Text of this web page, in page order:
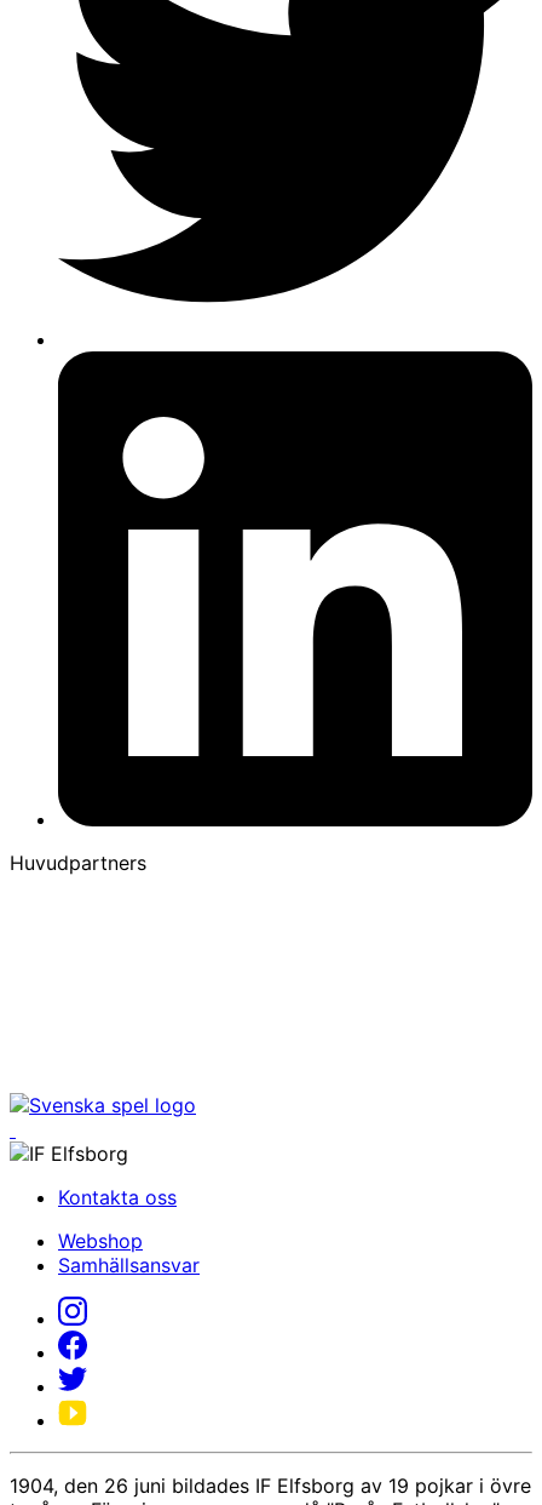
Huvudpartners
Kontakta oss
Webshop
Samhällsansvar
1904, den 26 juni bildades IF Elfsborg av 19 pojkar i övre